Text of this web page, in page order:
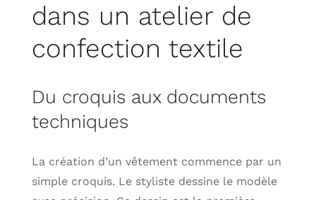
dans un atelier de
confection textile
Du croquis aux documents
techniques
La création d’un vêtement commence par un
simple croquis. Le styliste dessine le modèle